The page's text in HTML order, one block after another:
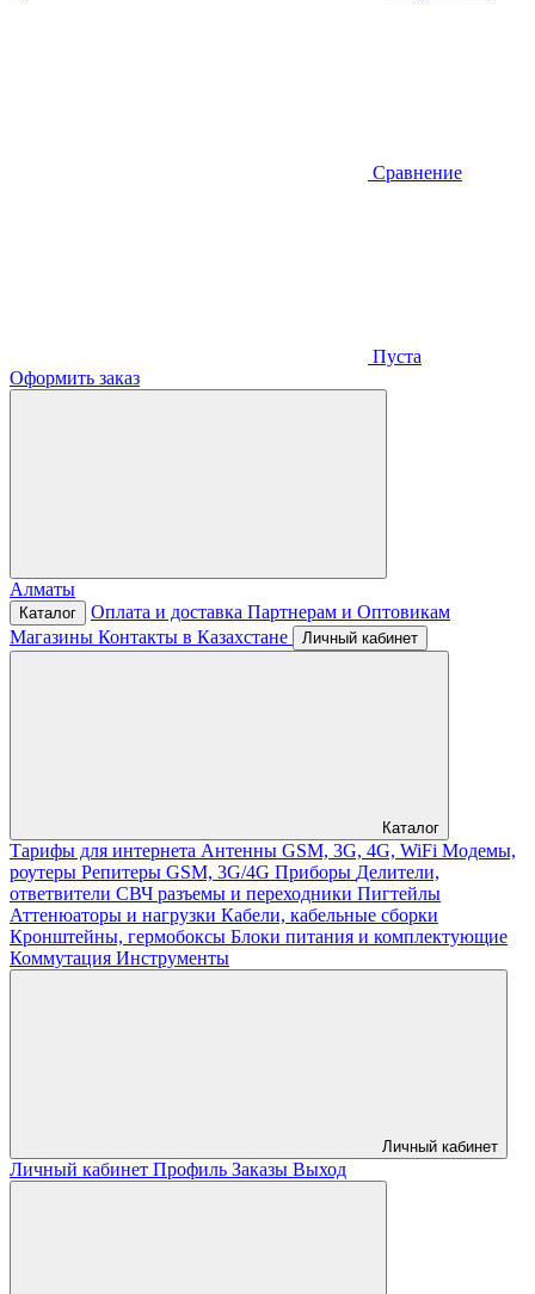
Сравнение
Пуста
Оформить заказ
Алматы
Каталог Оплата и доставка Партнерам и Оптовикам
Магазины Контакты в Казахстане Личный кабинет
Каталог
Тарифы для интернета Антенны GSM, 3G, 4G, WiFi Модемы,
роутеры Репитеры GSM, 3G/4G Приборы Делители,
ответвители СВЧ разъемы и переходники Пигтейлы
Аттенюаторы и нагрузки Кабели, кабельные сборки
Кронштейны, гермобоксы Блоки питания и комплектующие
Коммутация Инструменты
Личный кабинет
Личный кабинет Профиль Заказы Выход